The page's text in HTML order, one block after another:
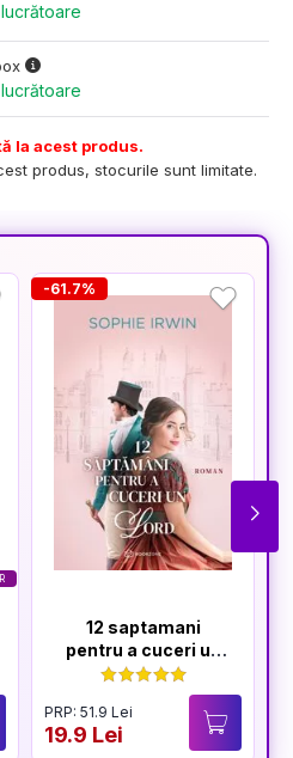
la acest produs.
produs, stocurile sunt limitate.
-61.7%
12 saptamani
pentru a cuceri un
Lord
PRP: 51.9 Lei
19.9 Lei